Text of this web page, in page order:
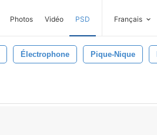
Photos Vidéo PSD Français
Électrophone Pique-Nique